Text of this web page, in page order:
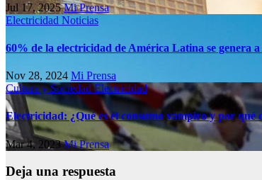
Jul 17, 2025Mi Prensa
Electricidad Noticias
60% de la electricidad de América Latina se genera
Nov 28, 2024 Mi Prensa
Cultura y SociedadElectricidad
Electricidad: ¿Qué es el consumo vampiro y por qué
Mar 4, 2023Mi Prensa
Deja una respuesta